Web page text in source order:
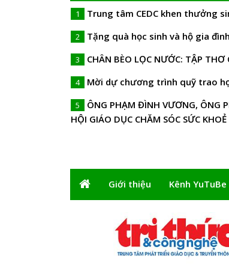
1 Trung tâm CEDC khen thưởng
2 Tặng quà học sinh và hộ gia
3 CHÂN BÈO LỌC NƯỚC: TẬP
4 Mời dự chương trình quỹ trao
5
ÔNG PHẠM ĐÌNH VƯƠNG, ÔNG
HỘI GIÁO DỤC CHĂM SÓC SỨC
Giới thiệu Kênh YuTuBe